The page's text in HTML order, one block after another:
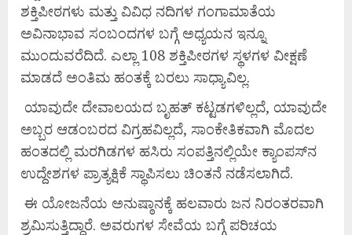
ಶಕ್ತಿಪೀಠಗಳು ಮತ್ತು ವಿವಿಧ ನದಿಗಳ ಗಂಗಾಮಾತೆಯ
ಅವಿನಾಭಾವ ಸಂಬಂದಗಳ ಬಗ್ಗೆ ಅಧ್ಯಯನ ಇನ್ನೂ
ಮುಂದುವರೆದಿದೆ. ಎಲ್ಲಾ 108 ಶಕ್ತಿಪೀಠಗಳ ಸ್ಥಳಗಳ ವೀಕ್ಷಣೆ
ಮಾಡದೆ ಅಂತಿಮ ಹಂತಕ್ಕೆ ಬರಲು ಸಾಧ್ಯಾವಿಲ್ಲ.
ಯಾವುದೇ ದೇವಾಲಯದ ಬೃಹತ್ ಕಟ್ಟಡಗಳಿಲ್ಲದೆ, ಯಾವುದೇ
ಅಬ್ಬರ ಆಡಂಬರದ ವಿಗ್ರಹವಿಲ್ಲದೆ, ಸಾಂಕೇತಿಕವಾಗಿ ಮೊದಲ
ಹಂತದಲ್ಲಿ ಮರಗಿಡಗಳ ಹಸಿರು ಸಂಪತ್ತಿನಲ್ಲಿಯೇ ಕ್ಯಾಂಪಸ್‌ನ
ಉದ್ದೇಶಗಳ ಪ್ರಾತ್ಯಕ್ಷಿಕೆ ಸ್ಥಾಪಿಸಲು ಚಿಂತನೆ ನಡೆಸಲಾಗಿದೆ.
ಈ ಯೋಜನೆಯ ಅನುಷ್ಠಾನಕ್ಕೆ ಹಲವಾರು ಜನ ನಿರಂತರವಾಗಿ
ಶ್ರಮಿಸುತ್ತಿದ್ದಾರೆ. ಅವರುಗಳ ಸೇವೆಯ ಬಗ್ಗೆ ಪರಿಚಯ